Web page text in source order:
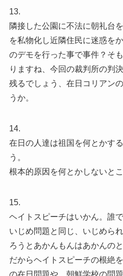
13.
隣接した公園に不法に朝礼台
を私物化し近隣住民に迷惑を
のデモを行った事で事件？そ
りますね、今回の裁判所の判
残るでしょう、在日コリアン
うか。
14.
在日の人達は祖国を何とかす
う。
根本的原因を何とかしないと
15.
ヘイトスピーチはいかん。誰
いじめ問題と同じ、いじめら
ろうとあかんもんはあかんのと
だからヘイトスピーチの根絶
の在日問題や、朝鮮学校の問